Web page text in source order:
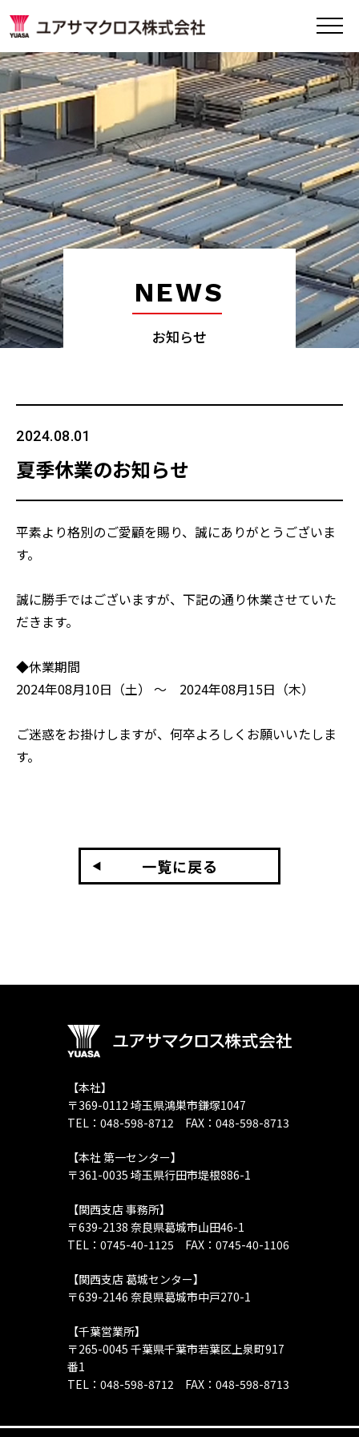
NEWS
お知らせ
2024.08.01
夏季休業のお知らせ
平素より格別のご愛顧を賜り、誠にありがとうございま
す。
誠に勝手ではございますが、下記の通り休業させていた
だきます。
◆休業期間
2024年08月10日（土） 〜 2024年08月15日（木）
ご迷惑をお掛けしますが、何卒よろしくお願いいたしま
す。
一覧に戻る
【本社】
〒369-0112 埼玉県鴻巣市鎌塚1047
TEL：048-598-8712 FAX：048-598-8713
【本社 第一センター】
〒361-0035 埼玉県行田市堤根886-1
【関西支店 事務所】
〒639-2138 奈良県葛城市山田46-1
TEL：0745-40-1125 FAX：0745-40-1106
【関西支店 葛城センター】
〒639-2146 奈良県葛城市中戸270-1
【千葉営業所】
〒265-0045 千葉県千葉市若葉区上泉町917
番1
TEL：048-598-8712 FAX：048-598-8713